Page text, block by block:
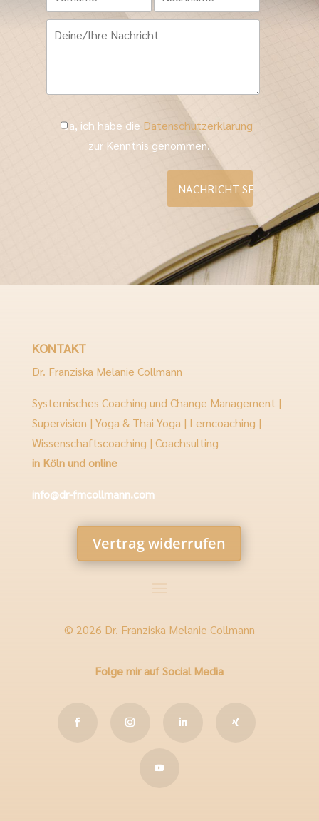
Ja, ich habe die Datenschutzerklärung
zur Kenntnis genommen.
KONTAKT
Dr. Franziska Melanie Collmann
Systemisches Coaching und Change Management |
Supervision | Yoga & Thai Yoga | Lerncoaching |
Wissenschaftscoaching | Coachsulting
in Köln und online
info@dr-fmcollmann.com
Vertrag widerrufen
© 2026 Dr. Franziska Melanie Collmann
Folge mir auf Social Media